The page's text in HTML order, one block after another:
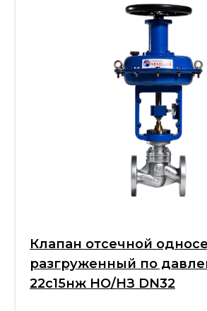
Клапан отсечной
разгруженный по
22с15нж НО/НЗ DN32